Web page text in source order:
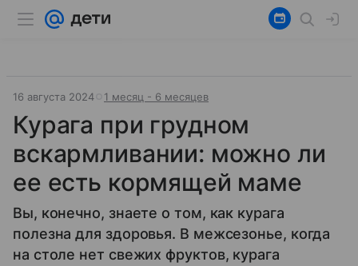
16 августа 2024 1 месяц - 6 месяцев
Курага при грудном
вскармливании: можно ли
ее есть кормящей маме
Вы, конечно, знаете о том, как курага
полезна для здоровья. В межсезонье, когда
на столе нет свежих фруктов, курага